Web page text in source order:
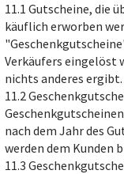
11.1 Gutscheine, die
käuflich erworben
Verkäufers eingelöst
nichts anderes ergibt.
11.2
nach dem Jahr des
werden dem Kunden
11.3